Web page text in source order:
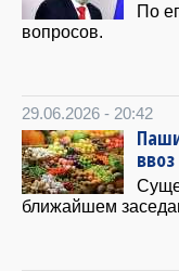
По
вопросов.
29.06.2026 - 20:42
ближайшем